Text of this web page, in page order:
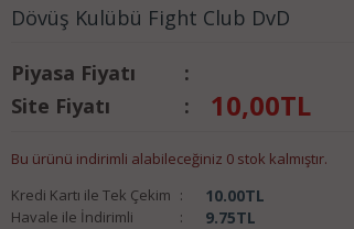
Dövüş Kulübü Fight Club DvD
Piyasa Fiyatı
:
Site Fiyatı
: 10,00TL
Bu ürünü indirimli alabileceğiniz 0 stok kalmıştır.
Kredi Kartı ile Tek Çekim : 10.00TL
Havale ile İndirimli : 9.75TL